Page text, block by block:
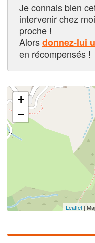
Je connais bien
intervenir chez
proche !
Alorsdonnez-lui
en récompensés !
+
−
Leaflet |